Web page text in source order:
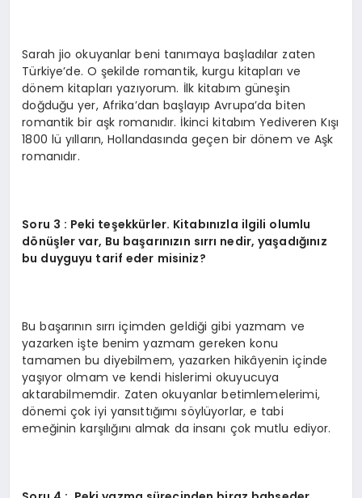
Sarah jio okuyanlar beni tanımaya başladılar zaten
Türkiye’de. O şekilde romantik, kurgu kitapları ve
dönem kitapları yazıyorum. İlk kitabım güneşin
doğduğu yer, Afrika’dan başlayıp Avrupa’da biten
romantik bir aşk romanıdır. İkinci kitabım Yediveren Kışı
1800 lü yılların, Hollandasında geçen bir dönem ve Aşk
romanıdır.
Soru 3 : Peki teşekkürler. Kitabınızla ilgili olumlu
dönüşler var, Bu başarınızın sırrı nedir, yaşadığınız
bu duyguyu tarif eder misiniz?
Bu başarının sırrı içimden geldiği gibi yazmam ve
yazarken işte benim yazmam gereken konu
tamamen bu diyebilmem, yazarken hikâyenin içinde
yaşıyor olmam ve kendi hislerimi okuyucuya
aktarabilmemdir. Zaten okuyanlar betimlemelerimi,
dönemi çok iyi yansıttığımı söylüyorlar, e tabi
emeğinin karşılığını almak da insanı çok mutlu ediyor.